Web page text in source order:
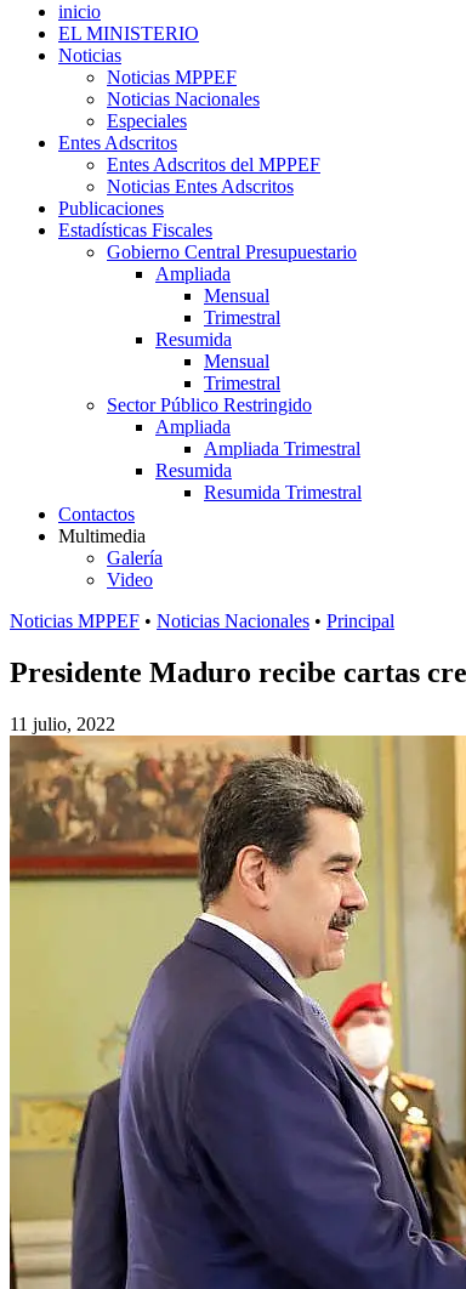
inicio
EL MINISTERIO
Noticias
Noticias MPPEF
Noticias Nacionales
Especiales
Entes Adscritos
Entes Adscritos del MPPEF
Noticias Entes Adscritos
Publicaciones
Estadísticas Fiscales
Gobierno Central Presupuestario
Ampliada
Mensual
Trimestral
Resumida
Mensual
Trimestral
Sector Público Restringido
Ampliada
Ampliada Trimestral
Resumida
Resumida Trimestral
Contactos
Multimedia
Galería
Video
Noticias MPPEF • Noticias Nacionales • Principal
Presidente Maduro recibe cartas
11 julio, 2022